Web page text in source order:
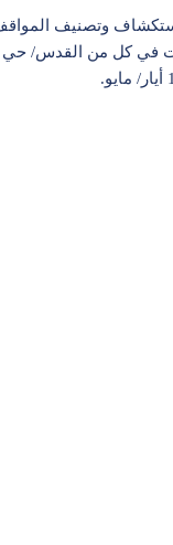
وتصنيف
ات في كل من القدس/